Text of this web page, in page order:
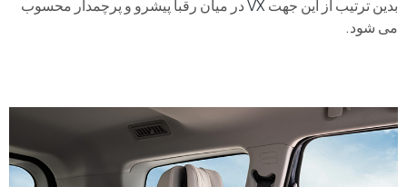
بدین ترتیب از این جهت VXدر میان رقبا پیشرو و پرچمدار محسوب
می شود.